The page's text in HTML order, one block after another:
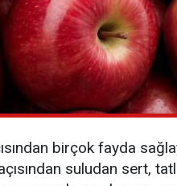
birçok fayda
suludan sert,